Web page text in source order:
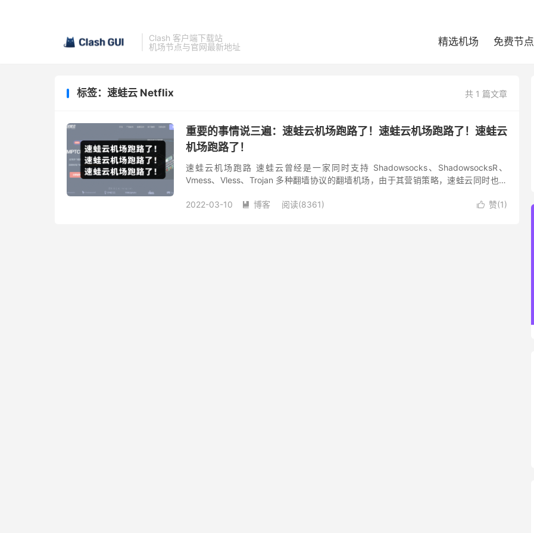
Clash 客户端下载站
机场节点与官网最新地址
精选机场 免费节点
共 1 篇文章
标签：速蛙云 Netflix
重要的事情说三遍：速蛙云机场跑路了！速蛙云机场跑路了！速蛙云
机场跑路了！
速蛙云机场跑路 速蛙云曾经是一家同时支持 Shadowsocks、ShadowsocksR、
Vmess、Vless、Trojan 多种翻墙协议的翻墙机场，由于其营销策略，速蛙云同时也是
 赞(1)
2022-03-10  博客 阅读(8361)